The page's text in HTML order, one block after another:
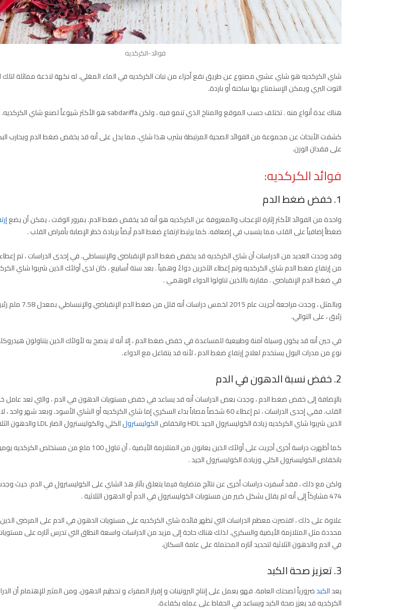
فوائد-الكركديه
شاي الكركديه هو شاي عشبي مصنوع عن طريق نقع أجزاء من نبات الكركديه في الماء المغلي. له نكهة لاذعة مماثلة
التوت البري ويمكن الإستمتاع بها ساخنة أو باردة.
هناك عدة أنواع منه . تختلف حسب الموقع والمناخ الذي تنمو فيه ، ولكن sabdariffa هو الأكثر شيوعاً لصنع شاي الكركديه.
كشفت الأبحاث عن مجموعة من الفوائد الصحية المرتبطة بشرب هذا شاي. مما يدل على أنه قد يخفض ضغط الدم ويحارب
على فقدان الوزن.
فوائد الكركديه:
1. خفض ضغط الدم
واحدة من الفوائد الأكثر إثارة للإعجاب والمعروفة عن الكركديه هو أنه قد يخفض ضغط الدم. بمرور الوقت ، يمكن أن يضع
ضغطاً إضافياً على القلب مما يتسبب في إضعافه. كما يرتبط ارتفاع ضغط الدم أيضاً بزيادة خطر الإصابة بأمراض القلب .
من إرتفاع ضغط الدم شاي الكركديه وتم إعطاء الآخرين دواءً وهمياً . بعد ستة أسابيع ، كان لدى أولئك الذين شربوا شاي
في ضغط الدم الإنقباضي . مقارنة باللذين تناولوا الدواء الوهمي .
زئبق ، على التوالي.
في حين أنه قد يكون وسيلة آمنة وطبيعية للمساعدة في خفض ضغط الدم ، إلا أنه لا ينصح به لأولئك الذين يتناولون
نوع من مدرات البول يستخدم لعلاج إرتفاع ضغط الدم ، لأنه قد يتفاعل مع الدواء.
2. خفض نسبة الدهون في الدم
بالإضافة إلى خفض ضغط الدم ، وجدت بعض الدراسات أنه قد يساعد في خفض مستويات الدهون في الدم ، والتي تعد عامل
القلب. ففي إحدى الدراسات ، تم إعطاء 60 شخصاً مصاباً بداء السكري إما شاي الكركديه أو الشاي الأسود. وبعد شهر
الذين شربوا شاي الكركديه زيادة الكوليسترول الجيد HDL وانخفاض
الكوليسترولالكلي والكوليسترول الضار LDL والدهون الثلاثية .
كما أظهرت دراسة أخرى أجريت على أولئك الذين يعانون من المتلازمة الأيضية ، أن تناول 100
بانخفاض الكوليسترول الكلي وزيادة الكوليسترول الجيد .
ولكن مع ذلك ، فقد أسفرت دراسات أخرى عن نتائج متضاربة فيما يتعلق بآثار هذ الشاي على الكوليسترول في الدم. حيث
474 مشاركاً إلى أنه لم يقلل بشكل كبير من مستويات الكوليسترول في الدم أو الدهون الثلاثية .
علاوة على ذلك ، اقتصرت معظم الدراسات التي تظهر فائدة شاي الكركديه على مستويات الدهون في الدم على المرضى
محددة مثل المتلازمة الأيضية والسكري. لذلك هناك حاجة إلى مزيد من الدراسات واسعة النطاق التي تدرس آثاره على
في الدم والدهون الثلاثية لتحديد آثاره المحتملة على عامة السكان.
3. تعزيز صحة الكبد
يعدالكبدضرورياً لصحتك العامة. فهو يعمل على إنتاج البروتينات و إفراز الصفراء و تحطيم الدهون. ومن المثير للإهتمام أن
الكركديه قد يعزز صحة الكبد ويساعد في الحفاظ على عمله بكفاءة.